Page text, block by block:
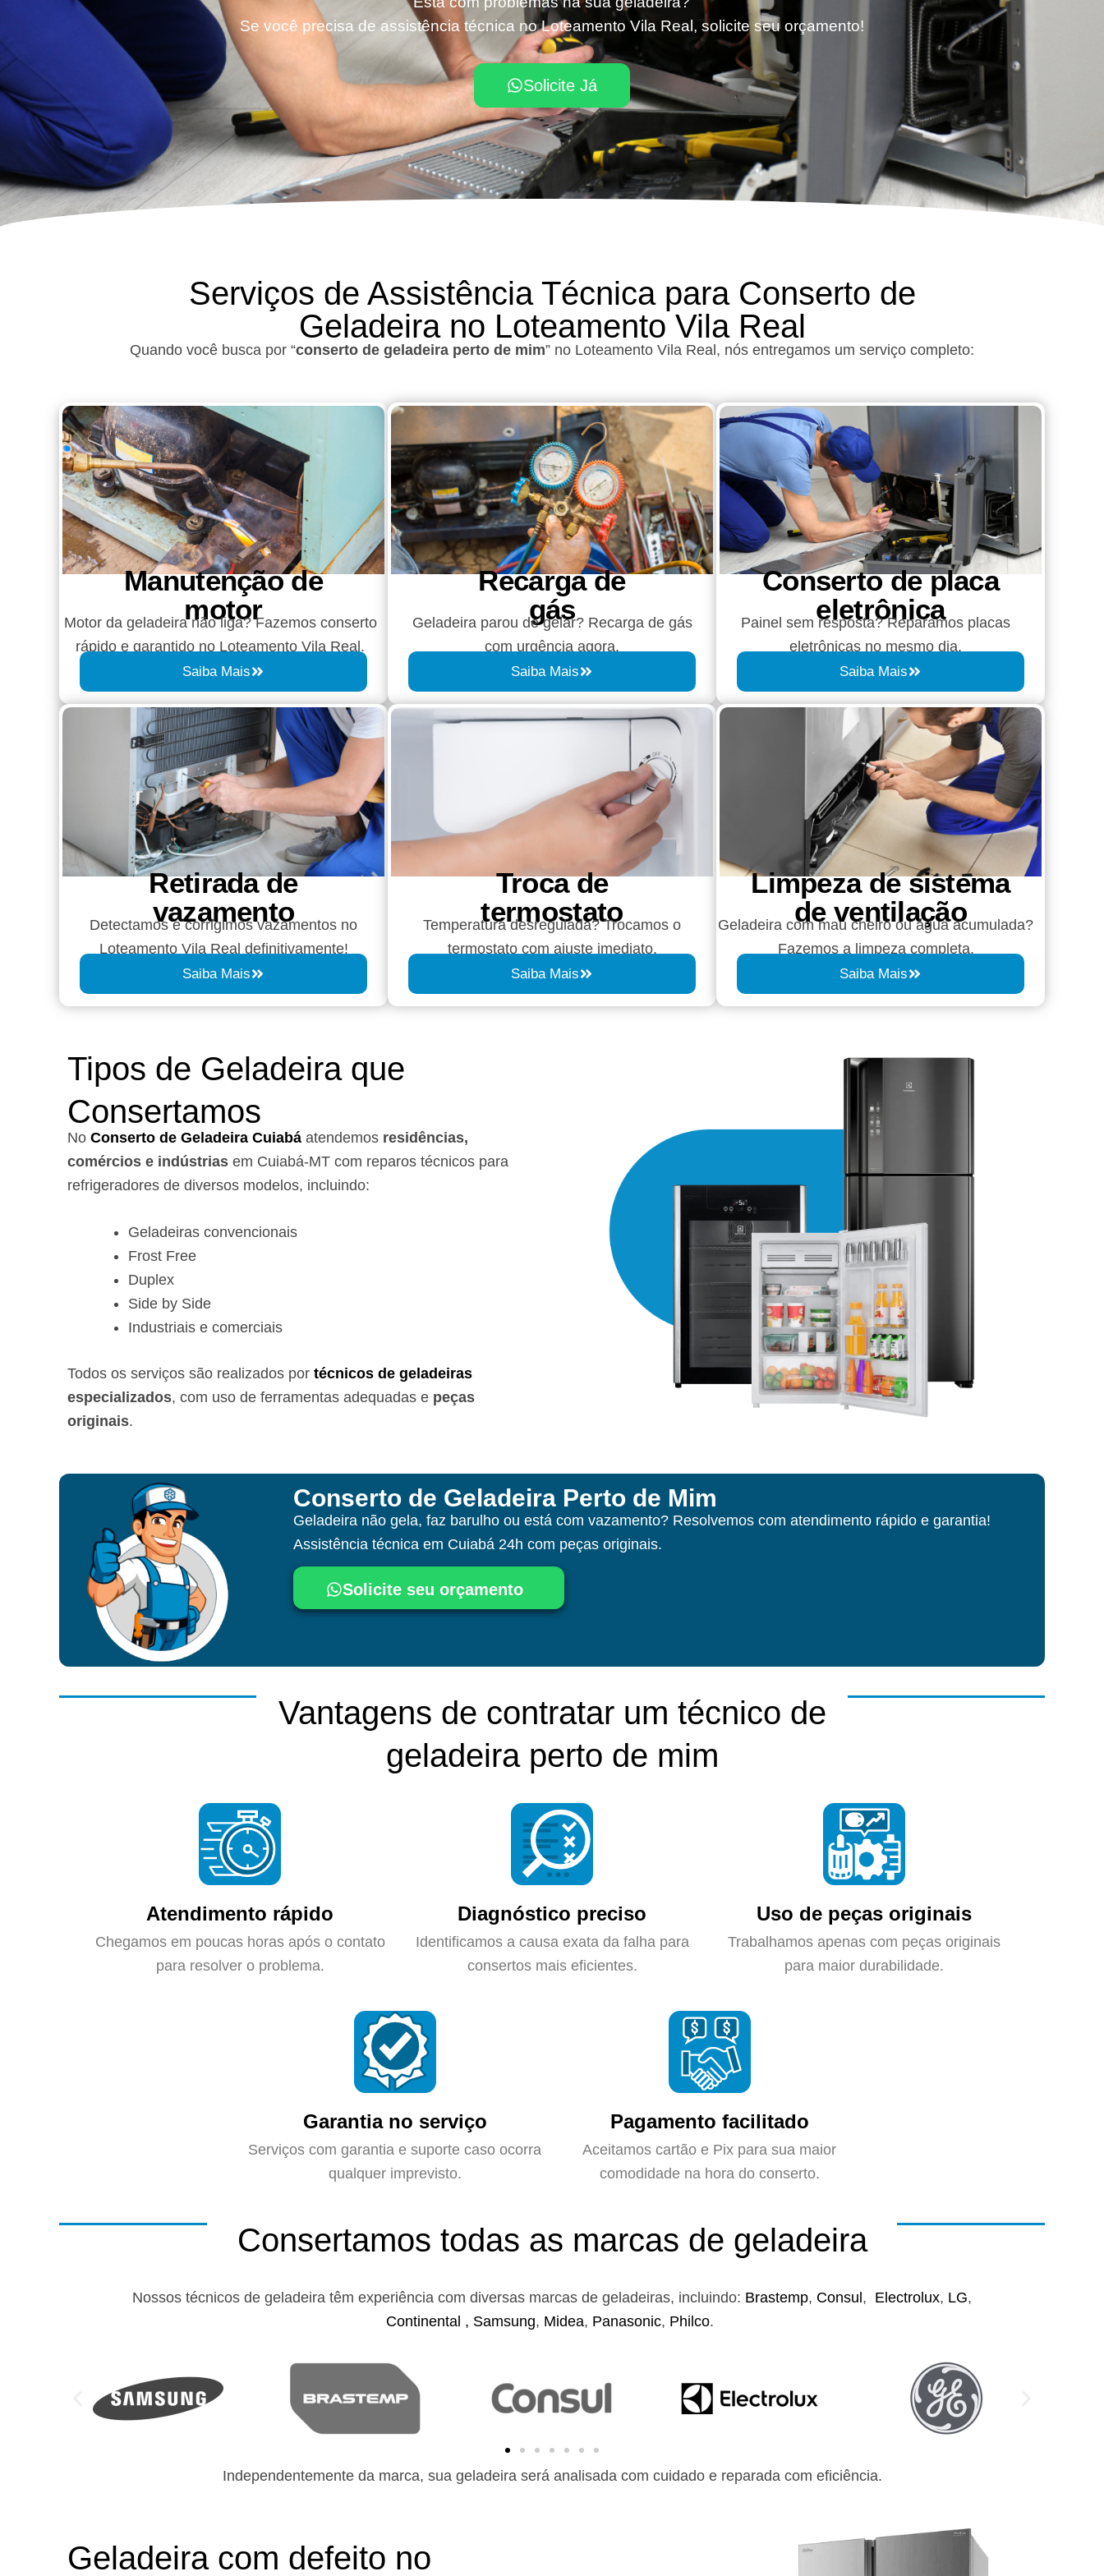
Se você precisa de assistência técnica no Loteamento Vila Real, solicite seu orçamento!
Solicite Já
Serviços de Assistência Técnica para Conserto de
Geladeira no Loteamento Vila Real
Quando você busca por “conserto de geladeira perto de mim” no Loteamento Vila Real, nós entregamos um serviço completo:
Manutenção de
motor
Motor da geladeira não liga? Fazemos conserto
rápido e garantido no Loteamento Vila Real.
Saiba Mais
Recarga de
gás
Geladeira parou de gelar? Recarga de gás
com urgência agora.
Saiba Mais
Conserto de placa
eletrônica
Painel sem resposta? Reparamos placas
eletrônicas no mesmo dia.
Saiba Mais
Retirada de
vazamento​​
Detectamos e corrigimos vazamentos no
Loteamento Vila Real definitivamente!
Saiba Mais
Troca de
termostato
Temperatura desregulada? Trocamos o
termostato com ajuste imediato.
Saiba Mais
Limpeza de sistema
de ventilação
Geladeira com mau cheiro ou água acumulada?
Fazemos a limpeza completa.
Saiba Mais
Tipos de Geladeira que
Consertamos
No Conserto de Geladeira Cuiabá atendemos residências,
comércios e indústrias em Cuiabá-MT com reparos técnicos para
refrigeradores de diversos modelos, incluindo:
Geladeiras convencionais
Frost Free
Duplex
Side by Side
Industriais e comerciais
Todos os serviços são realizados por técnicos de geladeiras
especializados, com uso de ferramentas adequadas e peças
originais.
Conserto de Geladeira Perto de Mim
Geladeira não gela, faz barulho ou está com vazamento? Resolvemos com atendimento rápido e garantia!
Assistência técnica em Cuiabá 24h com peças originais.
Solicite seu orçamento
Vantagens de contratar um técnico de
geladeira perto de mim
Atendimento rápido
Chegamos em poucas horas após o contato
para resolver o problema.
Diagnóstico preciso
Identificamos a causa exata da falha para
consertos mais eficientes.
Uso de peças originais
Trabalhamos apenas com peças originais
para maior durabilidade.
Garantia no serviço
Serviços com garantia e suporte caso ocorra
qualquer imprevisto.
Pagamento facilitado
Aceitamos cartão e Pix para sua maior
comodidade na hora do conserto.
Consertamos todas as marcas de geladeira
Nossos técnicos de geladeira têm experiência com diversas marcas de geladeiras, incluindo: Brastemp, Consul , Electrolux, LG,
Continental , Samsung, Midea, Panasonic, Philco.
Independentemente da marca, sua geladeira será analisada com cuidado e reparada com eficiência.
Geladeira com defeito no